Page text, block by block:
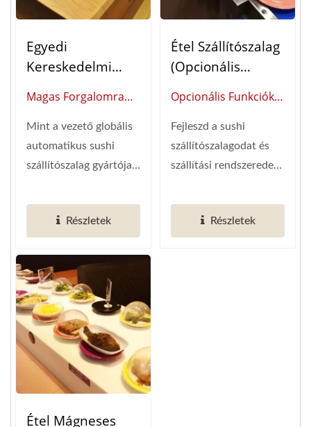
Egyedi
Kereskedelmi
Rendszerek:
Automatizált Étel
Kiszállító
Megoldások
Magas Forgalomra
Tesztelt Automatizált
Rendszerek
Mint a vezető globális
automatikus sushi
szállítószalag gyártója,
Részletek
Étel Szállítószalag
(Opcionális
Opcionális Funkciók
Automatizálás
Globális Szállítója)
Fejleszd a sushi
szállítószalagodat és
szállítási rendszeredet
Részletek
Étel Mágneses